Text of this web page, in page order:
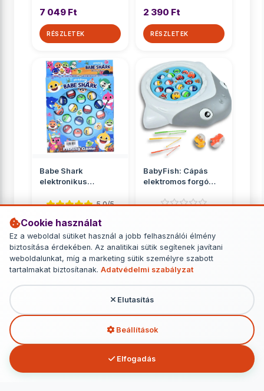
Cookie használat
Ez a weboldal sütiket használ a jobb felhasználói élmény
biztosítása érdekében. Az analitikai sütik segítenek javítani
weboldalunkat, míg a marketing sütik személyre szabott
tartalmakat biztosítanak. Adatvédelmi szabályzat
Elutasítás
Beállítások
Elfogadás
7 049 Ft
RÉSZLETEK
2 390 Ft
RÉSZLETEK
Babe Shark
elektronikus
5.0/5
Ügyességi játékok
3 090 Ft
RÉSZLETEK
BabyFish: Cápás
elektromos forgó
hanggal
5 290 Ft
RÉSZLETEK
További termékek - Ügyességi játékok